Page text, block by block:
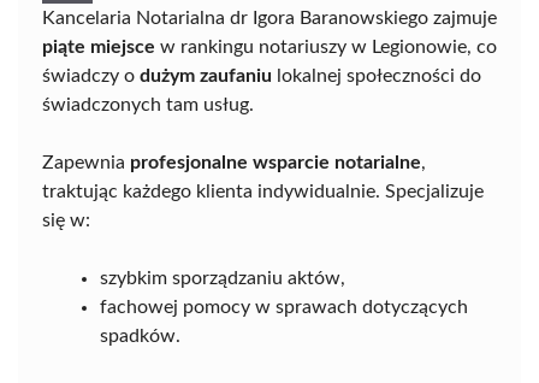
Kancelaria Notarialna dr Igora Baranowskiego zajmuje
piąte miejsce w rankingu notariuszy w Legionowie, co
świadczy o dużym zaufaniu lokalnej społeczności do
świadczonych tam usług.
Zapewnia profesjonalne wsparcie notarialne,
traktując każdego klienta indywidualnie. Specjalizuje
się w:
szybkim sporządzaniu aktów,
fachowej pomocy w sprawach dotyczących
spadków.